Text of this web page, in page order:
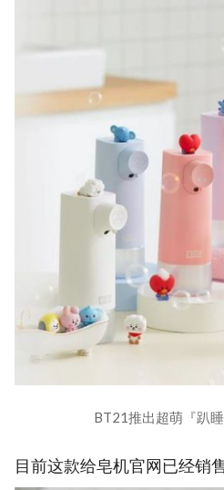
BT21推出超萌『趴睡
目前这款给皂机官网已经销